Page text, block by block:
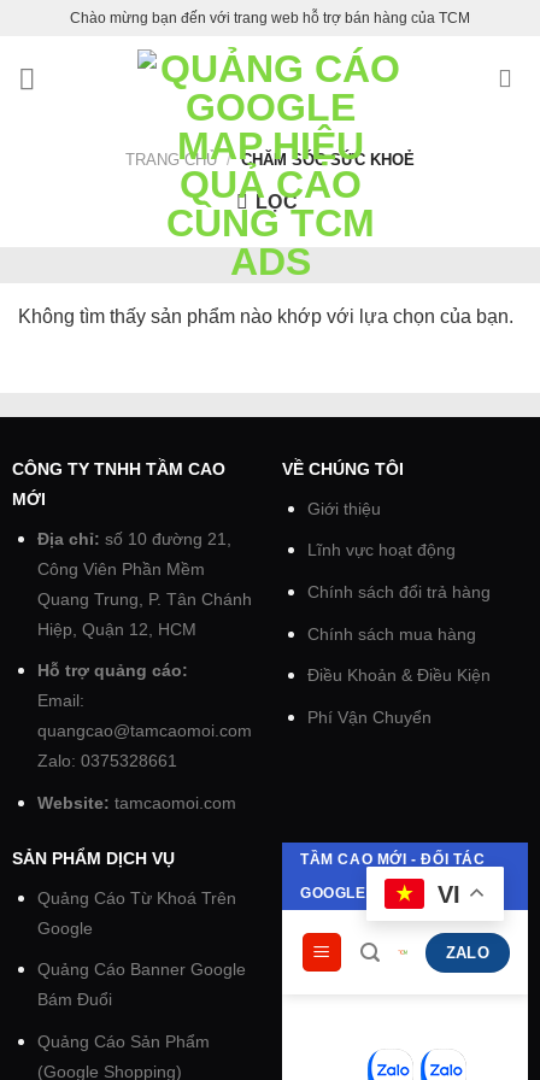
content
Chào mừng bạn đến với trang web hỗ trợ bán hàng của TCM
TRANG CHỦ / CHĂM SÓC SỨC KHOẺ
LỌC
Không tìm thấy sản phẩm nào khớp với lựa chọn của bạn.
CÔNG TY TNHH TẦM CAO
MỚI
Địa chỉ: số 10 đường 21,
Công Viên Phần Mềm
Quang Trung, P. Tân Chánh
Hiệp, Quận 12, HCM
Hỗ trợ quảng cáo:
Email:
quangcao@tamcaomoi.com
Zalo: 0375328661
Website: tamcaomoi.com
VỀ CHÚNG TÔI
Giới thiệu
Lĩnh vực hoạt động
Chính sách đổi trả hàng
Chính sách mua hàng
Điều Khoản & Điều Kiện
Phí Vận Chuyển
SẢN PHẨM DỊCH VỤ
Quảng Cáo Từ Khoá Trên
Google
Quảng Cáo Banner Google
Bám Đuổi
Quảng Cáo Sản Phẩm
(Google Shopping)